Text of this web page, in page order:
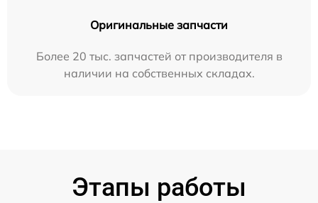
Оригинальные запчасти
Более 20 тыс. запчастей от производителя в
наличии на собственных складах.
Этапы работы